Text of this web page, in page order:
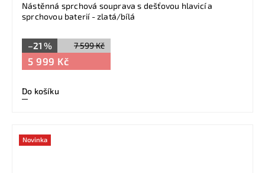
Nástěnná sprchová souprava s dešťovou hlavicí a
sprchovou baterií - zlatá/bílá
7 599 Kč
–21 %
5 999 Kč
Do košíku
Novinka